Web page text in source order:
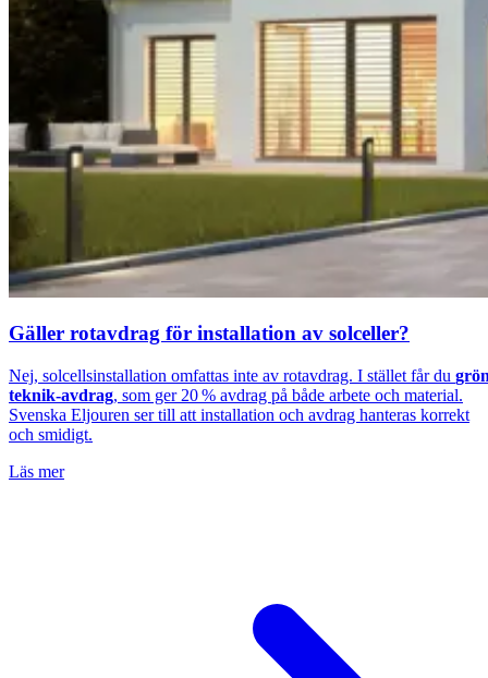
Gäller rotavdrag för installation av solceller?
Nej, solcellsinstallation omfattas inte av rotavdrag. I stället får du
teknik-avdrag, som ger 20 % avdrag på både arbete och material.
Svenska Eljouren ser till att installation och avdrag hanteras korrekt
och smidigt.
Läs mer